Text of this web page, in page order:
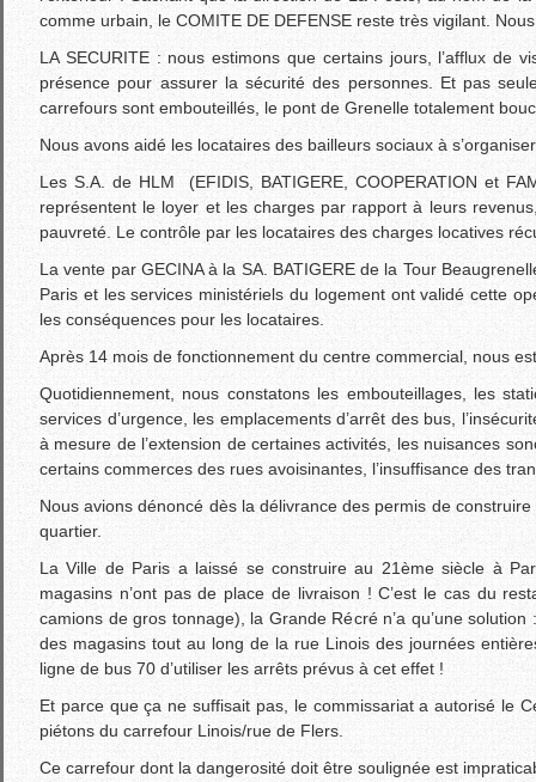
comme urbain, le COMITE DE DEFENSE reste très vigilant.
LA SECURITE : nous estimons que certains jours, l’afflux de
présence pour assurer la sécurité des personnes. Et pas
carrefours sont embouteillés, le pont de Grenelle totalement
Nous avons aidé les locataires des bailleurs sociaux à
Les S.A. de HLM (EFIDIS, BATIGERE, COOPERATION et
représentent le loyer et les charges par rapport à leurs
pauvreté. Le contrôle par les locataires des charges locatives
La vente par GECINA à la SA. BATIGERE de la Tour
Paris et les services ministériels du logement ont validé cette
les conséquences pour les locataires.
Après 14 mois de fonctionnement du centre commercial, nous
Quotidiennement, nous constatons les embouteillages, les
services d’urgence, les emplacements d’arrêt des bus,
à mesure de l’extension de certaines activités, les nuisances
certains commerces des rues avoisinantes, l’insuffisance des
Nous avions dénoncé dès la délivrance des permis de
quartier.
La Ville de Paris a laissé se construire au 21ème siècle à
magasins n’ont pas de place de livraison ! C’est le cas du
camions de gros tonnage), la Grande Récré n’a qu’une
des magasins tout au long de la rue Linois des journées
ligne de bus 70 d’utiliser les arrêts prévus à cet effet !
Et parce que ça ne suffisait pas, le commissariat a autorisé le
piétons du carrefour Linois/rue de Flers.
Ce carrefour dont la dangerosité doit être soulignée est